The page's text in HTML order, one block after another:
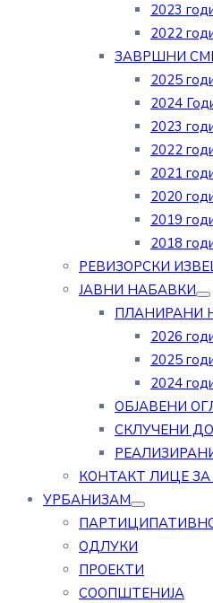
2023
2022
ЗАВРШНИ
2025
2024
2023
2022
2021
2020
2019
2018
РЕВИЗОРСКИ
ЈАВНИ НАБАВКИ
ПЛАНИРАНИ
2026
2025
2024
ОБЈАВЕНИ
СКЛУЧЕНИ
КОНТАКТ ЛИЦЕ
УРБАНИЗАМ
ОДЛУКИ
ПРОЕКТИ
СООПШТЕНИЈА